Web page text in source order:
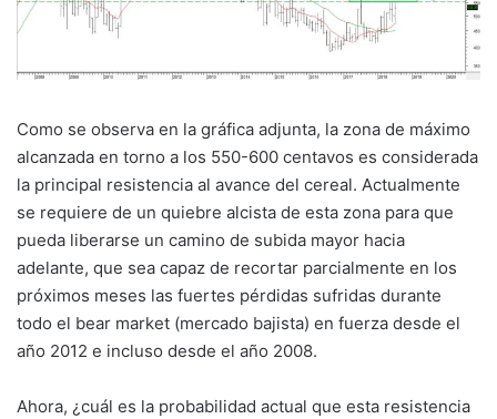
Como se observa en la gráfica adjunta, la zona de máximo
alcanzada en torno a los 550-600 centavos es considerada
la principal resistencia al avance del cereal. Actualmente
se requiere de un quiebre alcista de esta zona para que
pueda liberarse un camino de subida mayor hacia
adelante, que sea capaz de recortar parcialmente en los
próximos meses las fuertes pérdidas sufridas durante
todo el bear market (mercado bajista) en fuerza desde el
año 2012 e incluso desde el año 2008.
Ahora, ¿cuál es la probabilidad actual que esta resistencia